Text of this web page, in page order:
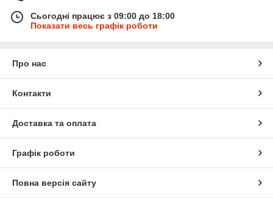
Сьогодні працює з 09:00 до 18:00
Показати весь графік роботи
Про нас
Контакти
Доставка та оплата
Графік роботи
Повна версія сайту